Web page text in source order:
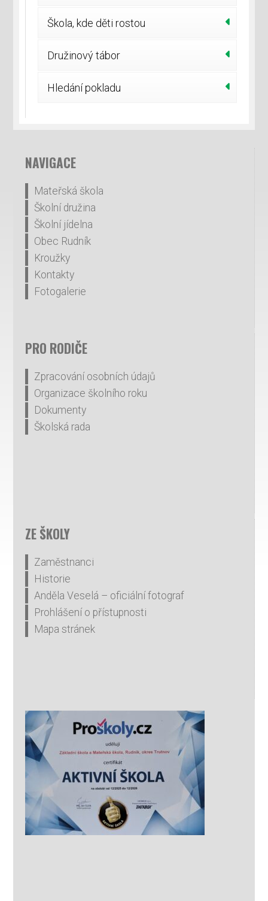
Škola, kde děti rostou
Družinový tábor
Hledání pokladu
NAVIGACE
Mateřská škola
Školní družina
Školní jídelna
Obec Rudník
Kroužky
Kontakty
Fotogalerie
PRO RODIČE
Zpracování osobních údajů
Organizace školního roku
Dokumenty
Školská rada
ZE ŠKOLY
Zaměstnanci
Historie
Anděla Veselá – oficiální fotograf
Prohlášení o přístupnosti
Mapa stránek